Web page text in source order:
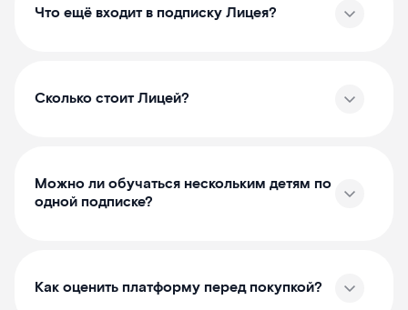
Что ещё входит в подписку Лицея?
Сколько стоит Лицей?
Можно ли обучаться нескольким детям по
одной подписке?
Как оценить платформу перед покупкой?